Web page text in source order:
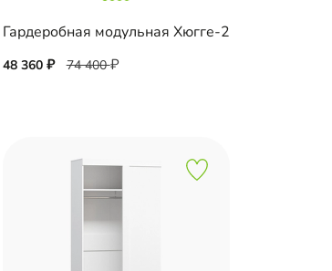
Гардеробная модульная Хюгге-2
48 360 74 400